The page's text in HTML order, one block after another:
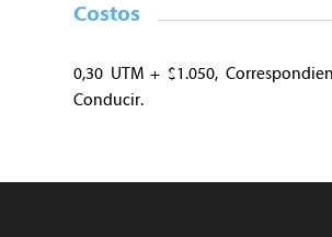
Costos
0,30 UTM + $1.050,
Conducir.